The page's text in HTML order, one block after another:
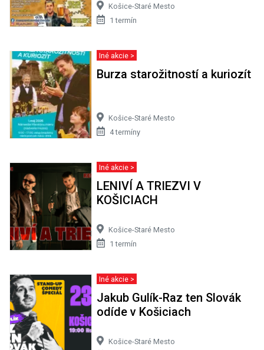
Košice-Staré Mesto
1 termín
Iné akcie >
Burza starožitností a kuriozít
Košice-Staré Mesto
4 termíny
Iné akcie >
LENIVÍ A TRIEZVI V
KOŠICIACH
Košice-Staré Mesto
1 termín
Iné akcie >
Jakub Gulík-Raz ten Slovák
odíde v Košiciach
Košice-Staré Mesto